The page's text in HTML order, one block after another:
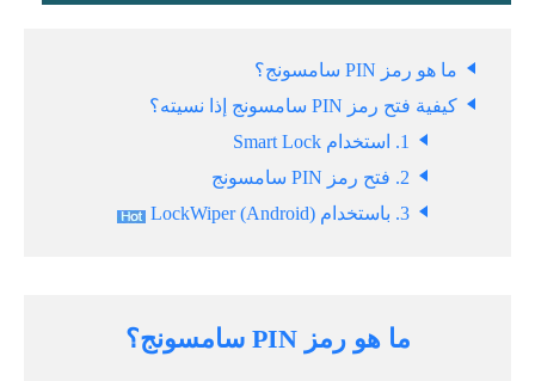
ما هو رمز PIN سامسونج؟
كيفية فتح رمز PIN سامسونج إذا نسيته؟
1. استخدام Smart Lock
2. فتح رمز PIN سامسونج
3. باستخدام LockWiper (Android)
ما هو رمز PIN سامسونج؟